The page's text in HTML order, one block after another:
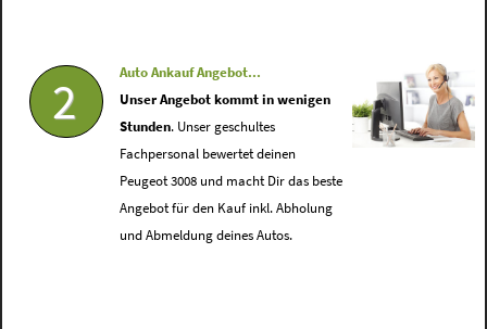
2
Auto Ankauf Angebot...
Unser Angebot kommt in wenigen
Stunden. Unser geschultes
Fachpersonal bewertet deinen
Peugeot 3008 und macht Dir das beste
Angebot für den Kauf inkl. Abholung
und Abmeldung deines Autos.